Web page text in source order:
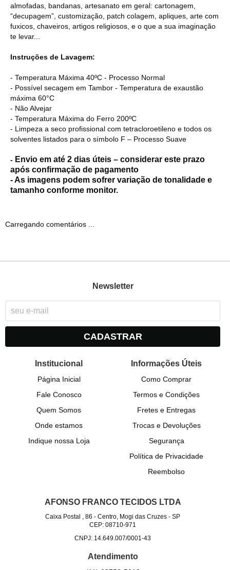
almofadas, bandanas, artesanato em geral: cartonagem,
“decupagem”, customização, patch colagem, apliques, arte com
fuxicos, chaveiros, artigos religiosos, e o que a sua imaginação
te levar...
Instruções de Lavagem:
- Temperatura Máxima 40ºC - Processo Normal
- Possível secagem em Tambor - Temperatura de exaustão
máxima 60°C
- Não Alvejar
- Temperatura Máxima do Ferro 200ºC
- Limpeza a seco profissional com tetracloroetileno e todos os
solventes listados para o símbolo F – Processo Suave
- Envio em até 2 dias úteis – considerar este prazo
após confirmação de pagamento
- As imagens podem sofrer variação de tonalidade e
tamanho conforme monitor.
Carregando comentários ...
Newsletter
CADASTRAR
Institucional
Página Inicial
Fale Conosco
Quem Somos
Onde estamos
Indique nossa Loja
Informações Úteis
Como Comprar
Termos e Condições
Fretes e Entregas
Trocas e Devoluções
Segurança
Política de Privacidade
Reembolso
AFONSO FRANCO TECIDOS LTDA
Caixa Postal , 86 -Centro, Mogi das Cruzes -SP
CEP: 08710-971
CNPJ: 14.649.007/0001-43
Atendimento